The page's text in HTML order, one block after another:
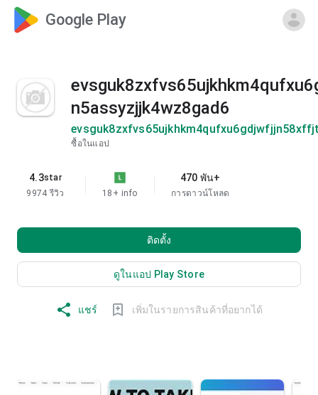
Google Play
n5assyzjjk4wz8gad6
ซื้อในแอป
4.3star
9974 รีวิว
18+ info
470 พัน+
การดาวน์โหลด
ติดตั้ง
ดูในแอป Play Store
แชร์ เพิ่มในรายการสินค้าที่อยากได้